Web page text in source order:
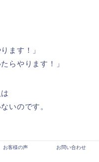
ます！」
らやります！」
いのです。
お客様の声 お問い合わせ